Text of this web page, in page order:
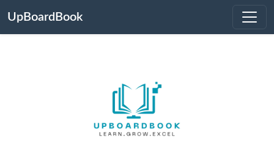
UpBoardBook